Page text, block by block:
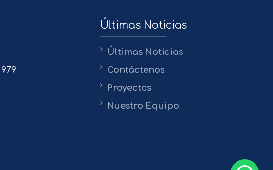
Últimas Noticias
Últimas Noticias
Contáctenos
Proyectos
Nuestro Equipo